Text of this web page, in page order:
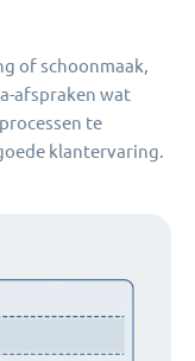
of schoonmaak,
afspraken wat
te
klantervaring.